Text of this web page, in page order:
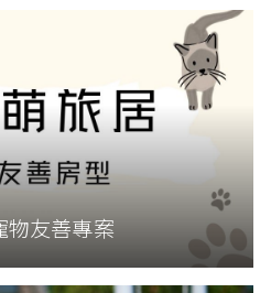
物友善專案